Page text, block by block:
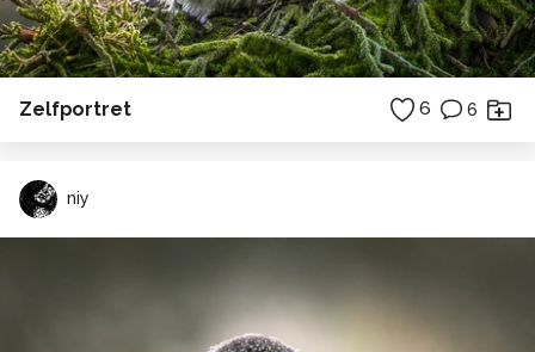
Zelfportret 6 6
niy